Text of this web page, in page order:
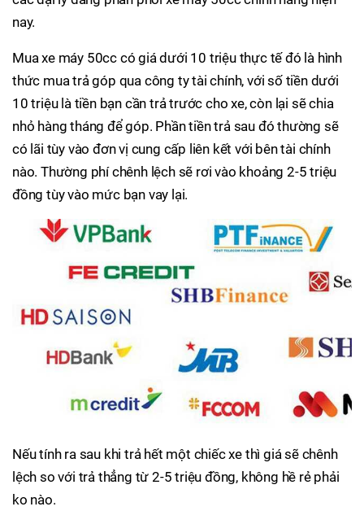
nay.
Mua xe máy 50cc có giá dưới 10 triệu thực tế đó là hình
thức mua trả góp qua công ty tài chính, với số tiền dưới
10 triệu là tiền bạn cần trả trước cho xe, còn lại sẽ chia
nhỏ hàng tháng để góp. Phần tiền trả sau đó thường sẽ
có lãi tùy vào đơn vị cung cấp liên kết với bên tài chính
nào. Thường phí chênh lệch sẽ rơi vào khoảng 2-5 triệu
đồng tùy vào mức bạn vay lại.
Nếu tính ra sau khi trả hết một chiếc xe thì giá sẽ chênh
lệch so với trả thẳng từ 2-5 triệu đồng, không hề rẻ phải
ko nào.